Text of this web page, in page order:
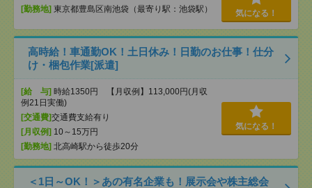
[勤務地] 東京都豊島区南池袋（最寄り駅：池袋駅） 気になる！
高時給！車通勤OK！土日休み！日勤のお仕事！仕分
け・梱包作業[派遣]
[給 与] 時給1350円 【月収例】113,000円(月収
例21日実働)
[交通費]交通費支給有り
[月収例] 10～15万円
[勤務地] 北高崎駅から徒歩20分
気になる！
＜1日～OK！＞あの有名企業も！展示会や株主総会